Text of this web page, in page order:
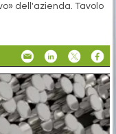
dell'azienda. Tavolo